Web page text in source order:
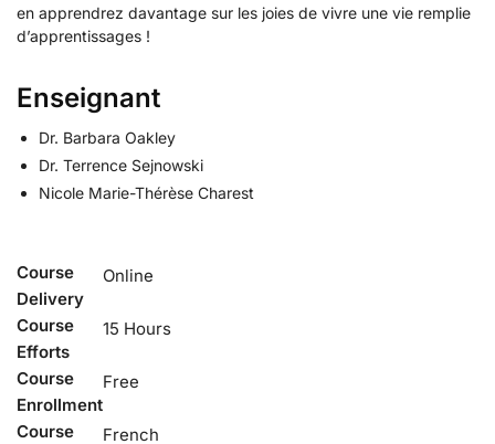
en apprendrez davantage sur les joies de vivre une vie remplie
d’apprentissages !
Enseignant
Dr. Barbara Oakley
Dr. Terrence Sejnowski
Nicole Marie-Thérèse Charest
Course
Delivery
Online
Course
Efforts
15 Hours
Course
Enrollment
Free
Course
French